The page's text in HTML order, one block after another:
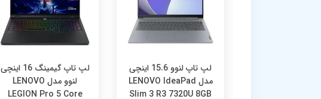
لپ تاپ لنوو 15.6 اینچی
مدل LENOVO IdeaPad
Slim 3 R3 7320U 8GB
لپ تاپ گیمینگ 16 اینچی
لنوو مدل LENOVO
LEGION Pro 5 Core